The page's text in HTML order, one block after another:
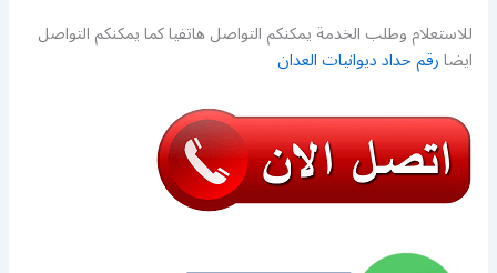
للاستعلام وطلب الخدمة يمكنكم التواصل هاتفيا كما يمكنكم التواصل
ايضارقم حداد ديوانيات العدان